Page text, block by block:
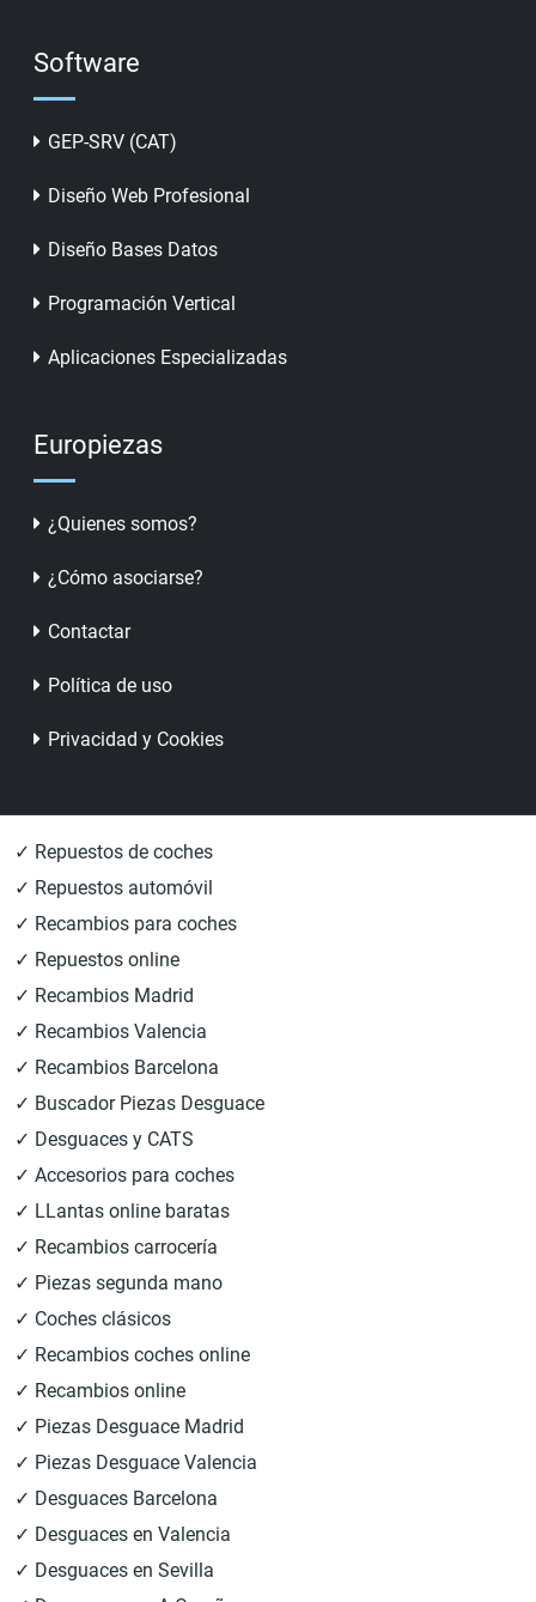
Software
GEP-SRV (CAT)
Diseño Web Profesional
Diseño Bases Datos
Programación Vertical
Aplicaciones Especializadas
Europiezas
¿Quienes somos?
¿Cómo asociarse?
Contactar
Política de uso
Privacidad y Cookies
✓ Repuestos de coches
✓ Repuestos automóvil
✓ Recambios para coches
✓ Repuestos online
✓ Recambios Madrid
✓ Recambios Valencia
✓ Recambios Barcelona
✓ Buscador Piezas Desguace
✓ Desguaces y CATS
✓ Accesorios para coches
✓ LLantas online baratas
✓ Recambios carrocería
✓ Piezas segunda mano
✓ Coches clásicos
✓ Recambios coches online
✓ Recambios online
✓ Piezas Desguace Madrid
✓ Piezas Desguace Valencia
✓ Desguaces Barcelona
✓ Desguaces en Valencia
✓ Desguaces en Sevilla